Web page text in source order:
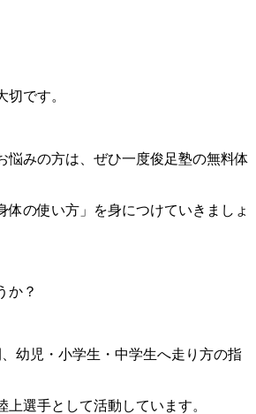
切です。
悩みの方は、ぜひ一度俊足塾の無料体
体の使い方」を身につけていきましょ
か？
幼児・小学生・中学生へ走り方の指
上選手として活動しています。